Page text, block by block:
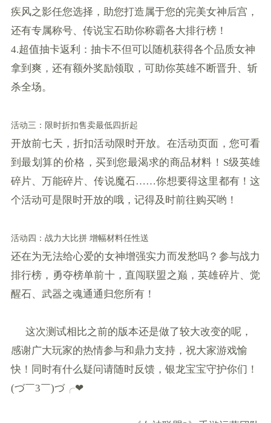
疾风之影任您选择，助您打造属于您的完美女神后宫，
还有专属称号、传说宝石助你称霸各大排行榜！
4.超值抽卡返利：抽卡不但可以随机获得各个品质女神
拿到爽，还有额外奖励领取，可助你英雄不断晋升、斩
杀全场。
活动三：限时折扣售卖最低四折起
开放前七天，折扣活动限时开放。在活动页面，您可看
到最划算的价格，买到您最渴求的商品材料！S级英雄
碎片、万能碎片、传说魔石……你想要得这里都有！这
个活动可是限时开放的哦，记得及时前往购买哟！
活动四：战力大比拼 增幅材料任性送
还在为无法给心爱的女神增强实力而发愁吗？参与战力
排行榜，勇夺榜单前十，直闯联盟之巅，英雄碎片、觉
醒石、武器之魂通通归您所有！
这次测试相比之前的版本还是做了较大改变的呢，
感谢广大玩家的热情参与和鼎力支持，祝大家游戏愉
快！同时有什么疑问请随时反馈，银龙宝宝守护你们！
(づ￣3￣)づ╭❤